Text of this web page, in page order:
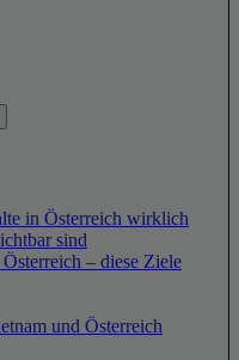
in Österreich wirklich
sind
– diese Ziele
und Österreich